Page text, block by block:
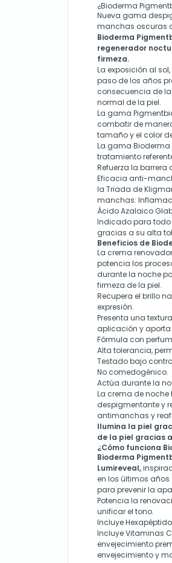
¿Bioderma
Nueva gama
manchas oscuras
Bioderma
regenerador
firmeza.
La exposición al
paso de los años
consecuencia de
normal de la piel.
La gama
combatir de
tamaño y el color
La gama
tratamiento
Refuerza la
Eficacia anti-
la Triada de
manchas:
Ácido Azalaico
Indicado para todo
gracias a su alta
Beneficios de
La crema
potencia los
durante la noche
firmeza de la piel.
Recupera el brillo
expresión.
Presenta una
aplicación y aporta
Fórmula con
Alta tolerancia,
Testado bajo
No comedogénico.
Actúa durante la
La crema de
despigmentante y
antimanchas y
Ilumina la piel
de la piel gracias
¿Cómo funciona
Bioderma
Lumireveal,
en los últimos
para prevenir la
Potencia la
unificar el tono.
Incluye
Incluye Vitaminas
envejecimiento
envejecimiento y